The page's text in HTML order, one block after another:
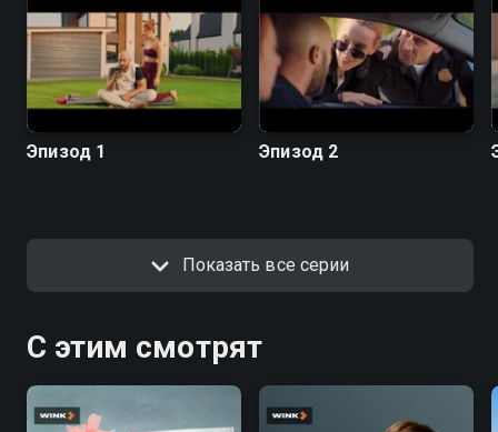
Эпизод 1 Эпизод 2
Показать все серии
С этим смотрят